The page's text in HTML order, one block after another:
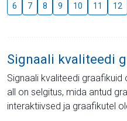
6 7 8 9 10 11 12
Signaali kvaliteedi
Signaali kvaliteedi
all on selgitus, mida antud
interaktiivsed ja graafikutel